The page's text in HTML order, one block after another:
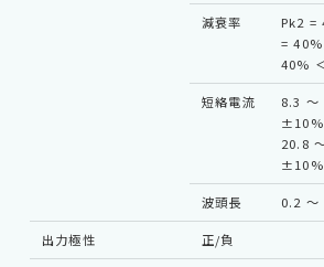
減衰率
Pk2 =
=
40%
短絡電流
8.3 〜
±10%
20.8
±10%
波頭長 0.2 〜
出力極性 正/負